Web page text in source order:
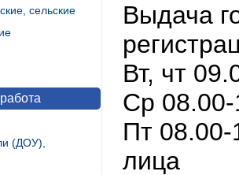
сельские
(ДОУ),
Выдача
Вт, чт
Ср
Пт
лица